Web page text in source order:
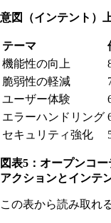
意図（インテント）
テーマ
機能性の向上
脆弱性の軽減
ユーザー体験
エラーハンドリング
セキュリティ強化
図表5：オープンコ
アクションとインテ
この表から読み取れ